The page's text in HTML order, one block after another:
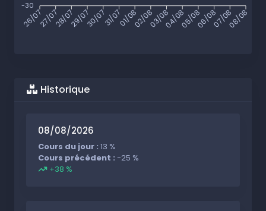
-30
26/0727/0728/0729/0730/0731/0701/0802/0803/0804/0805/0806/0807/0808/08
Historique
08/08/2026
Cours du jour : 13 %
Cours précédent : -25 %
+38 %